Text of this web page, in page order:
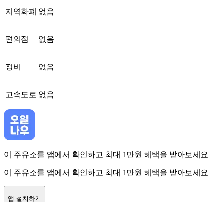
지역화폐 없음
편의점 없음
정비 없음
고속도로 없음
이 주유소를 앱에서 확인하고 최대 1만원 혜택을 받아보세요
이 주유소를 앱에서 확인하고 최대 1만원 혜택을 받아보세요
앱 설치하기